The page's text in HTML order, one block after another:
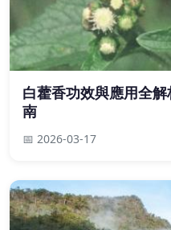
白藿香功效與應用全
南
📅 2026-03-17